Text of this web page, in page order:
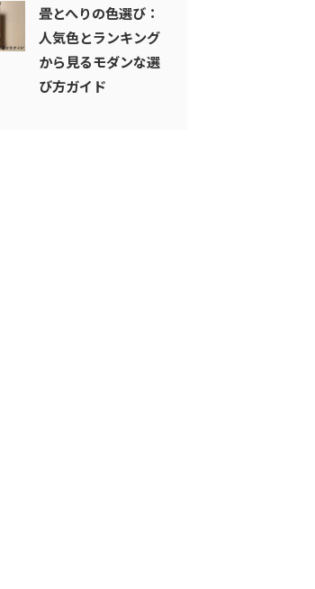
畳とへりの色選び：
人気色とランキング
から見るモダンな選
び方ガイド